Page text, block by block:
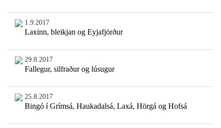
1.9.2017
Laxinn, bleikjan og Eyjafjörður
29.8.2017
Fallegur, silfraður og lúsugur
25.8.2017
Bingó í Grímsá, Haukadalsá, Laxá, Hörgá og Hofsá